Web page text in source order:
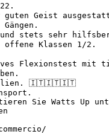
guten Geist
Gängen.
und stets sehr
offene Klassen 1/2.
Flexionstest
🇮🇹🇮🇹🇮🇹
Sie Watts Up